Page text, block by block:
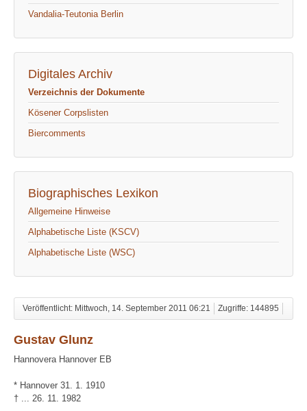
Vandalia-Teutonia Berlin
Digitales Archiv
Verzeichnis der Dokumente
Kösener Corpslisten
Biercomments
Biographisches Lexikon
Allgemeine Hinweise
Alphabetische Liste (KSCV)
Alphabetische Liste (WSC)
Veröffentlicht: Mittwoch, 14. September 2011 06:21 Zugriffe: 144895
Gustav Glunz
Hannovera Hannover EB
* Hannover 31. 1. 1910
† ... 26. 11. 1982